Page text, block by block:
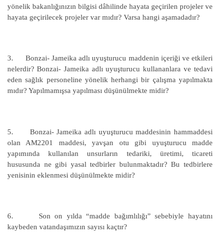
yönelik bakanlığınızın bilgisi dâhilinde hayata geçirilen projeler ve
hayata geçirilecek projeler var mıdır? Varsa hangi aşamadadır?
3. Bonzai- Jameika adlı uyuşturucu maddenin içeriği ve etkileri
nelerdir? Bonzai- Jameika adlı uyuşturucu kullananlara ve tedavi
eden sağlık personeline yönelik herhangi bir çalışma yapılmakta
mıdır? Yapılmamışsa yapılması düşünülmekte midir?
5. Bonzai- Jameika adlı uyuşturucu maddesinin hammaddesi
olan AM2201 maddesi, yavşan otu gibi uyuşturucu madde
yapımında kullanılan unsurların tedariki, üretimi, ticareti
hususunda ne gibi yasal tedbirler bulunmaktadır? Bu tedbirlere
yenisinin eklenmesi düşünülmekte midir?
6. Son on yılda “madde bağımlılığı” sebebiyle hayatını
kaybeden vatandaşımızın sayısı kaçtır?